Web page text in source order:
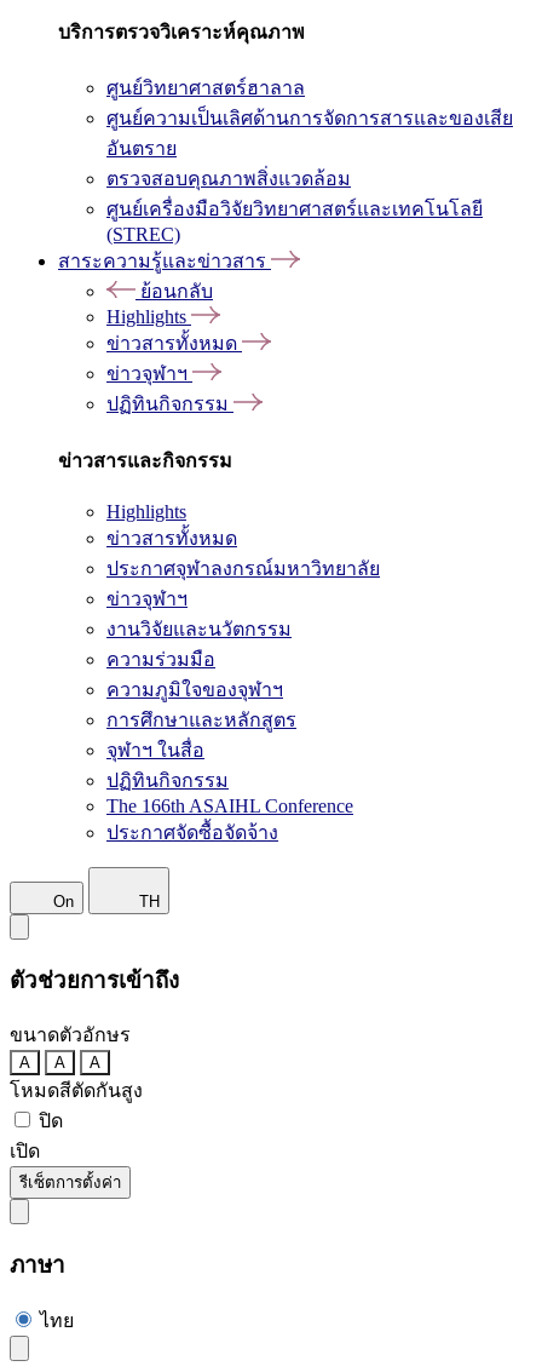
บริการตรวจวิเคราะห์คุณภาพ
ศูนย์วิทยาศาสตร์ฮาลาล
ศูนย์ความเป็นเลิศด้านการจัดการสารและของเสีย
อันตราย
ตรวจสอบคุณภาพสิ่งแวดล้อม
ศูนย์เครื่องมือวิจัยวิทยาศาสตร์และเทคโนโลยี
(STREC)
สาระความรู้และข่าวสาร
ย้อนกลับ
Highlights
ข่าวสารทั้งหมด
ข่าวจุฬาฯ
ปฏิทินกิจกรรม
ข่าวสารและกิจกรรม
Highlights
ข่าวสารทั้งหมด
ประกาศจุฬาลงกรณ์มหาวิทยาลัย
ข่าวจุฬาฯ
งานวิจัยและนวัตกรรม
ความร่วมมือ
ความภูมิใจของจุฬาฯ
การศึกษาและหลักสูตร
จุฬาฯ ในสื่อ
ปฏิทินกิจกรรม
The 166th ASAIHL Conference
ประกาศจัดซื้อจัดจ้าง
On TH
ตัวช่วยการเข้าถึง
ขนาดตัวอักษร
A A A
โหมดสีตัดกันสูง
ปิด
เปิด
รีเซ็ตการตั้งค่า
ภาษา
ไทย